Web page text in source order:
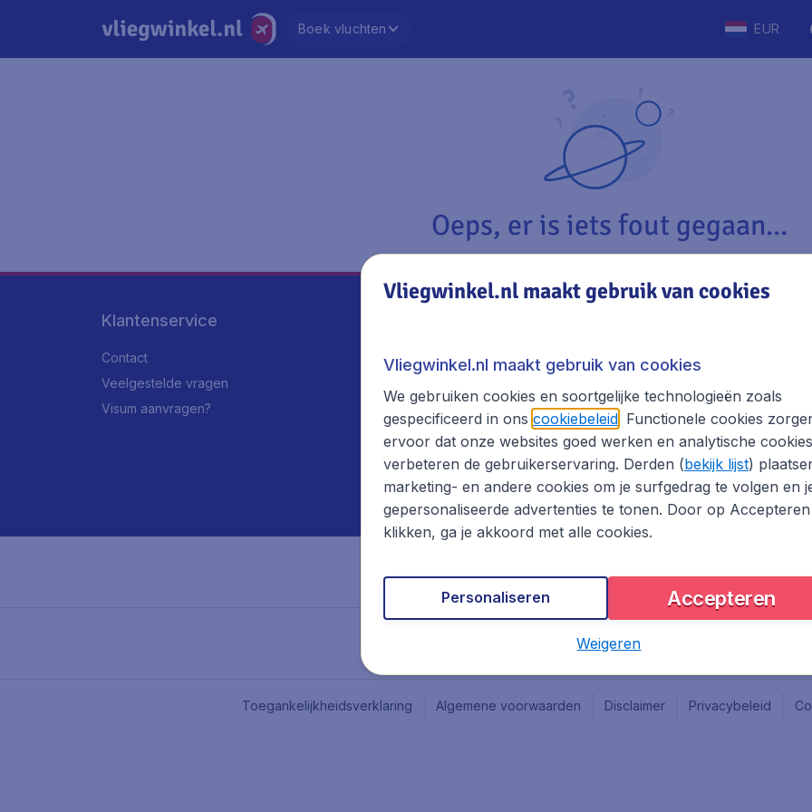
Boek vluchten EUR
Oeps, er is iets fout gegaan...
Klantenservice
Contact
Veelgestelde vragen
Visum aanvragen?
Over Vliegwinkel.nl
Reisgids
Toegankelijkheidsverklaring Algemene voorwaarden Disclaimer Privacybeleid
Vliegwinkel.nl maakt gebruik van cookies
Vliegwinkel.nl maakt gebruik van cookies
We gebruiken cookies en soortgelijke technologieën zoals
gespecificeerd in ons cookiebeleid. Functionele cookies
ervoor dat onze websites goed werken en analytische cookies
verbeteren de gebruikerservaring. Derden (bekijk lijst)
marketing- en andere cookies om je surfgedrag te volgen en
gepersonaliseerde advertenties te tonen. Door op
klikken, ga je akkoord met alle cookies.
Accepteren
Personaliseren
Weigeren